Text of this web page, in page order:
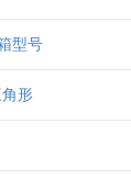
型号
形